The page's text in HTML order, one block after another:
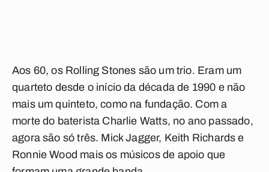
Aos 60, os Rolling Stones são um trio. Eram um
quarteto desde o início da década de 1990 e não
mais um quinteto, como na fundação. Com a
morte do baterista Charlie Watts, no ano passado,
agora são só três. Mick Jagger, Keith Richards e
Ronnie Wood mais os músicos de apoio que